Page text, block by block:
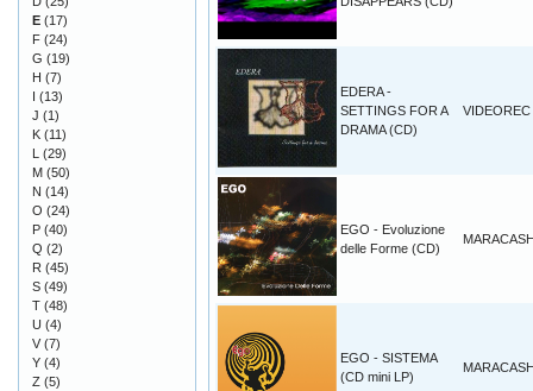
EDERA -
SETTINGS FOR A
DRAMA (CD)
VIDEOREC
EGO - Evoluzione
delle Forme (CD)
EGO - SISTEMA
(CD mini LP)
E (17)
F (24)
G (19)
H (7)
I (13)
J (1)
K (11)
L (29)
M (50)
N (14)
O (24)
P (40)
Q (2)
R (45)
S (49)
T (48)
U (4)
V (7)
Y (4)
Z (5)